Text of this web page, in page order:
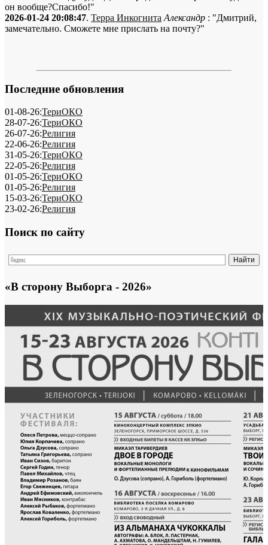
он вообще?Спасибо!"
2026-01-24 20:08:47. Терра Инкогнита Александр : "Дмитрий,
замечательно. Сможете мне прислать на почту?"
Последние обновления
01-08-26:ТериОКО
28-07-26:ТериОКО
26-07-26:Религия
22-06-26:Религия
31-05-26:ТериОКО
22-05-26:Религия
01-05-26:ТериОКО
01-05-26:Религия
15-03-26:ТериОКО
23-02-26:Религия
Поиск по сайту
«В сторону Выборга - 2026»